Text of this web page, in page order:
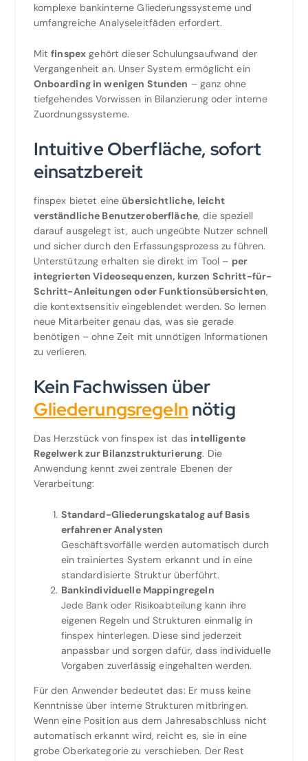
komplexe bankinterne Gliederungssysteme und
umfangreiche Analyseleitfäden erfordert.
Mitfinspex gehört dieser Schulungsaufwand der
Vergangenheit an. Unser System ermöglicht ein
Onboarding in wenigen Stunden – ganz ohne
tiefgehendes Vorwissen in Bilanzierung oder interne
Zuordnungssysteme.
Intuitive Oberfläche, sofort
einsatzbereit
finspex bietet eine übersichtliche, leicht
verständliche Benutzeroberfläche, die speziell
darauf ausgelegt ist, auch ungeübte Nutzer schnell
und sicher durch den Erfassungsprozess zu führen.
Unterstützung erhalten sie direkt im Tool – per
integrierten Videosequenzen, kurzen Schritt-für-
Schritt-Anleitungen oder Funktionsübersichten,
die kontextsensitiv eingeblendet werden. So lernen
neue Mitarbeiter genau das, was sie gerade
benötigen – ohne Zeit mit unnötigen Informationen
zu verlieren.
Kein Fachwissen über
Gliederungsregeln nötig
Das Herzstück von finspex ist das intelligente
Regelwerk zur Bilanzstrukturierung. Die
Anwendung kennt zwei zentrale Ebenen der
Verarbeitung:
Standard-Gliederungskatalog auf Basis
erfahrener Analysten
Geschäftsvorfälle werden automatisch durch
ein trainiertes System erkannt und in eine
standardisierte Struktur überführt.
Bankindividuelle Mappingregeln
Jede Bank oder Risikoabteilung kann ihre
eigenen Regeln und Strukturen einmalig in
finspex hinterlegen. Diese sind jederzeit
anpassbar und sorgen dafür, dass individuelle
Vorgaben zuverlässig eingehalten werden.
Für den Anwender bedeutet das: Er muss keine
Kenntnisse über interne Strukturen mitbringen.
Wenn eine Position aus dem Jahresabschluss nicht
automatisch erkannt wird, reicht es, sie in eine
grobe Oberkategorie zu verschieben. Der Rest